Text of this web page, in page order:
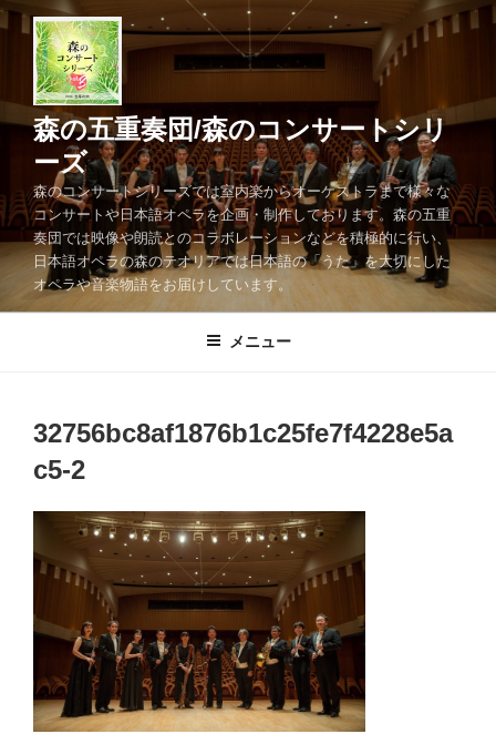
コ
ツ
キ
ッ
プ
森の五重奏団/森のコンサートシリ
ーズ
森のコンサートシリーズでは室内楽からオーケストラまで様々な
コンサートや日本語オペラを企画・制作しております。森の五重
奏団では映像や朗読とのコラボレーションなどを積極的に行い、
日本語オペラの森のテオリアでは日本語の「うた」を大切にした
オペラや音楽物語をお届けしています。
メニュー
32756bc8af1876b1c25fe7f4228e5a
c5-2